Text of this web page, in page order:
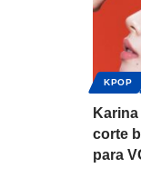
KPOP
corte
para